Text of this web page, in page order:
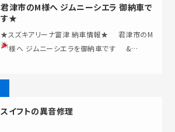
君津市のM様へ ジムニーシエラ 御納車で
す★
★スズキアリーナ富津 納車情報★ 君津市のM
様へ ジムニーシエラを御納車です
&…
スイフトの異音修理